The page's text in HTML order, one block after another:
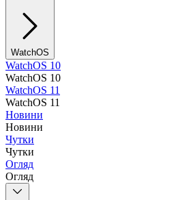
WatchOS
WatchOS 10
WatchOS 10
WatchOS 11
WatchOS 11
Новини
Новини
Чутки
Чутки
Огляд
Огляд